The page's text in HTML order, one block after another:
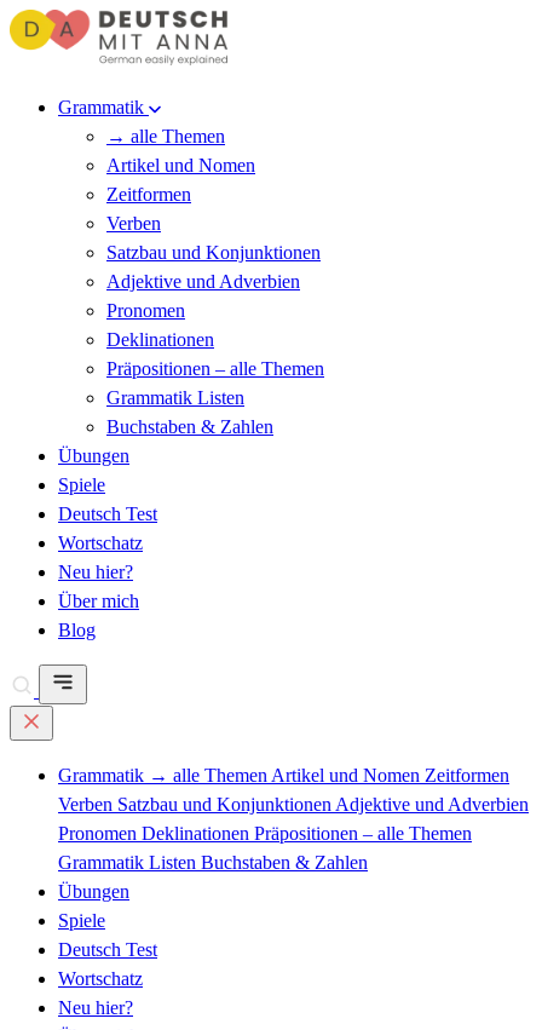
Grammatik
→ alle Themen
Artikel und Nomen
Zeitformen
Verben
Satzbau und Konjunktionen
Adjektive und Adverbien
Pronomen
Deklinationen
Präpositionen – alle Themen
Grammatik Listen
Buchstaben & Zahlen
Übungen
Spiele
Deutsch Test
Wortschatz
Neu hier?
Über mich
Blog
Grammatik → alle Themen Artikel und Nomen Zeitformen
Verben Satzbau und Konjunktionen Adjektive und Adverbien
Pronomen Deklinationen Präpositionen – alle Themen
Grammatik Listen Buchstaben & Zahlen
Übungen
Spiele
Deutsch Test
Wortschatz
Neu hier?